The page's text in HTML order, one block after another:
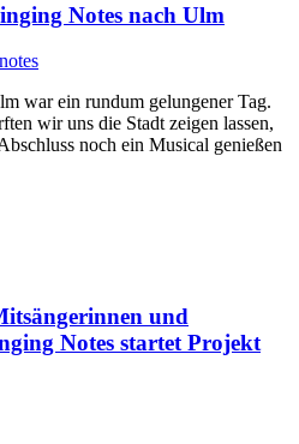
Notes nach Ulm
war ein rundum gelungener Tag.
wir uns die Stadt zeigen lassen,
noch ein Musical genießen
und
Notes startet Projekt